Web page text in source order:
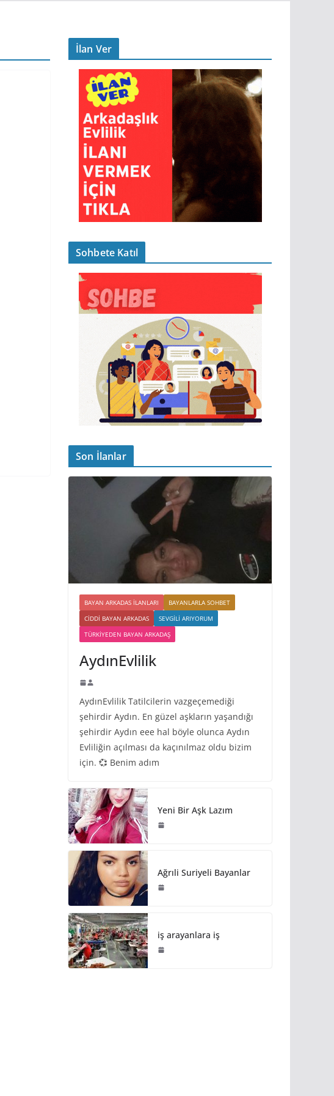
İlan Ver
Sohbete Katıl
Son İlanlar
BAYAN ARKADAS ILANLARI
BAYANLARLA SOHBET
CIDDI BAYAN ARKADAS
SEVGILI ARIYORUM
TÜRKIYEDEN BAYAN ARKADAŞ
AydınEvlilik
AydınEvlilik Tatilcilerin vazgeçemediği
şehirdir Aydın. En güzel aşkların yaşandığı
şehirdir Aydın eee hal böyle olunca Aydın
Evliliğin açılması da kaçınılmaz oldu bizim
için. 💞 Benim adım
Yeni Bir Aşk Lazım
Ağrıli Suriyeli Bayanlar
iş arayanlara iş